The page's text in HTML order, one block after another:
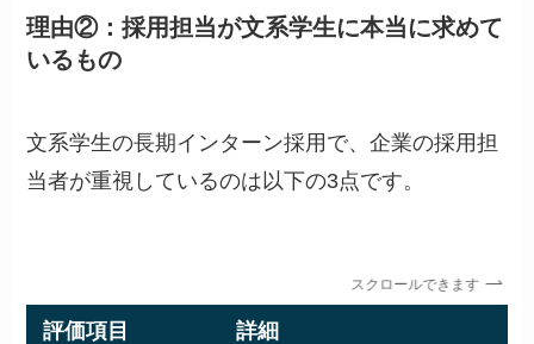
理由②：採用担当が文系学生に本当に求めて
いるもの
文系学生の長期インターン採用で、企業の採用担
当者が重視しているのは以下の3点です。
スクロールできます
評価項目 詳細